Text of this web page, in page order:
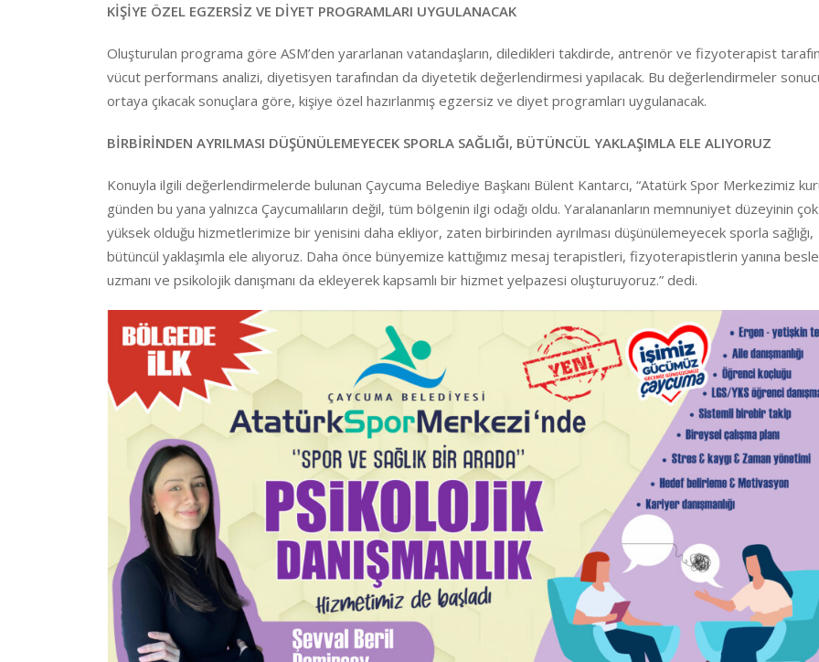
KİŞİYE ÖZEL EGZERSİZ VE DİYET PROGRAMLARI UYGULANACAK
Oluşturulan programa göre ASM’den yararlanan vatandaşların, diledikleri takdirde, antrenör ve fizyoterapist
vücut performans analizi, diyetisyen tarafından da diyetetik değerlendirmesi yapılacak. Bu değerlendirmeler
ortaya çıkacak sonuçlara göre, kişiye özel hazırlanmış egzersiz ve diyet programları uygulanacak.
BİRBİRİNDEN AYRILMASI DÜŞÜNÜLEMEYECEK SPORLA SAĞLIĞI, BÜTÜNCÜL YAKLAŞIMLA ELE ALIYORUZ
Konuyla ilgili değerlendirmelerde bulunan Çaycuma Belediye Başkanı Bülent Kantarcı, “Atatürk Spor Merkezimiz
günden bu yana yalnızca Çaycumalıların değil, tüm bölgenin ilgi odağı oldu. Yaralananların memnuniyet düzeyinin çok
yüksek olduğu hizmetlerimize bir yenisini daha ekliyor, zaten birbirinden ayrılması düşünülemeyecek sporla sağlığı,
bütüncül yaklaşımla ele alıyoruz. Daha önce bünyemize kattığımız mesaj terapistleri, fizyoterapistlerin yanına
uzmanı ve psikolojik danışmanı da ekleyerek kapsamlı bir hizmet yelpazesi oluşturuyoruz.” dedi.